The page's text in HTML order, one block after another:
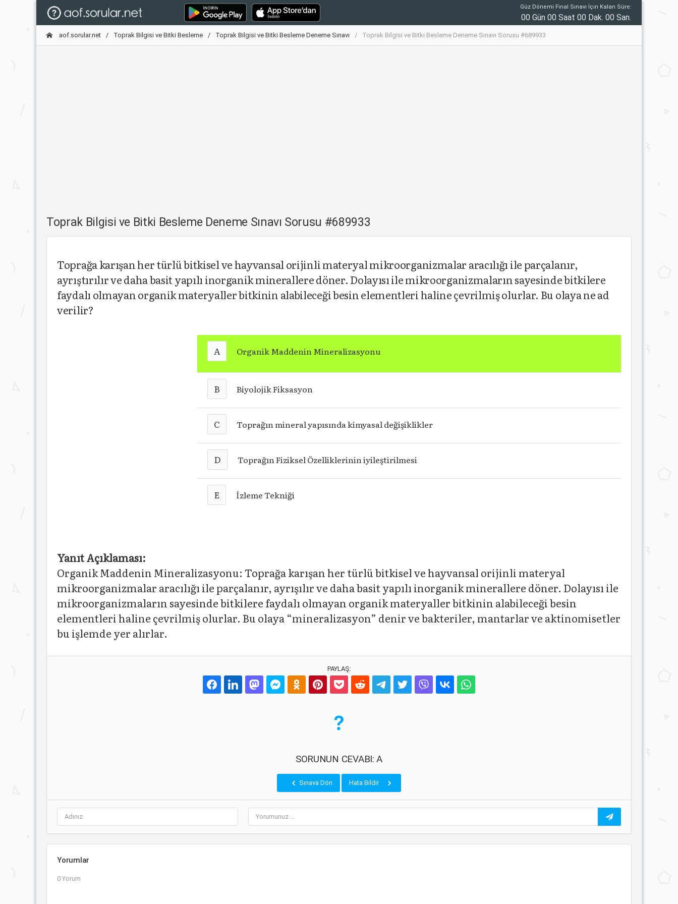
Güz Dönemi Final Sınavı İçin Kalan Süre:
00 Gün 00 Saat 00 Dak. 00 San.
aof.sorular.net Toprak Bilgisi ve Bitki Besleme Toprak Bilgisi ve Bitki Besleme Deneme Sınavı Toprak Bilgisi ve Bitki Besleme Deneme Sınavı Sorusu #689933
Toprak Bilgisi ve Bitki Besleme Deneme Sınavı Sorusu #689933
Toprağa karışan her türlü bitkisel ve hayvansal orijinli materyal mikroorganizmalar aracılığı ile parçalanır,
ayrıştırılır ve daha basit yapılı inorganik minerallere döner. Dolayısı ile mikroorganizmaların sayesinde bitkilere
faydalı olmayan organik materyaller bitkinin alabileceği besin elementleri haline çevrilmiş olurlar. Bu olaya ne ad
verilir?
A Organik Maddenin Mineralizasyonu
B Biyolojik Fiksasyon
C Toprağın mineral yapısında kimyasal değişiklikler
D Toprağın Fiziksel Özelliklerinin iyileştirilmesi
E İzleme Tekniği
Yanıt Açıklaması:
Organik Maddenin Mineralizasyonu: Toprağa karışan her türlü bitkisel ve hayvansal orijinli materyal
mikroorganizmalar aracılığı ile parçalanır, ayrışılır ve daha basit yapılı inorganik minerallere döner. Dolayısı ile
mikroorganizmaların sayesinde bitkilere faydalı olmayan organik materyaller bitkinin alabileceği besin
elementleri haline çevrilmiş olurlar. Bu olaya “mineralizasyon” denir ve bakteriler, mantarlar ve aktinomisetler
bu işlemde yer alırlar.
PAYLAŞ:
SORUNUN CEVABI: A
Sınava Dön Hata Bildir
Yorumlar
0 Yorum